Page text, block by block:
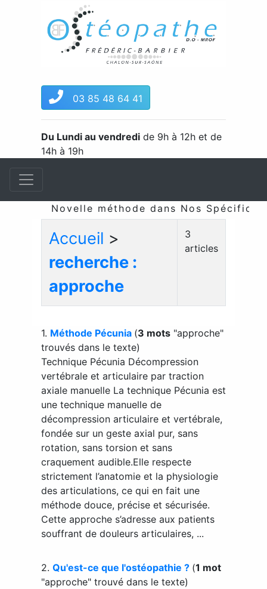
03 85 48 64 41
Du Lundi au vendredi de 9h à 12h et de
14h à 19h
Novelle méthode dans Nos
Accueil >
recherche :
approche
3
articles
1. Méthode Pécunia (3 mots "approche"
trouvés dans le texte)
Technique Pécunia Décompression
vertébrale et articulaire par traction
axiale manuelle La technique Pécunia est
une technique manuelle de
décompression articulaire et vertébrale,
fondée sur un geste axial pur, sans
rotation, sans torsion et sans
craquement audible.Elle respecte
strictement l’anatomie et la physiologie
des articulations, ce qui en fait une
méthode douce, précise et sécurisée.
Cette approche s’adresse aux patients
souffrant de douleurs articulaires, ...
2. Qu'est-ce que l'ostéopathie ? (1 mot
"approche" trouvé dans le texte)